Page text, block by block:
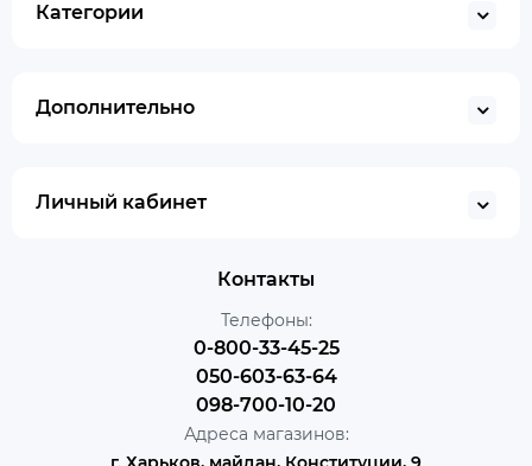
Категории
Дополнительно
Личный кабинет
Контакты
Телефоны:
0-800-33-45-25
050-603-63-64
098-700-10-20
Адреса магазинов: